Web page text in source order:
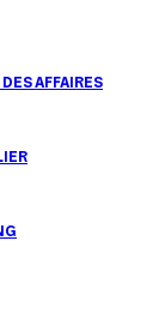
recherche